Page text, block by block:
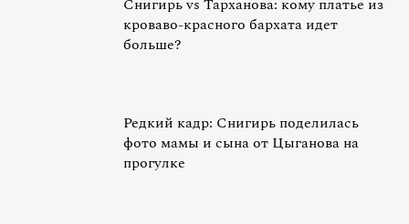
Снигирь vs Тарханова: кому платье из
кроваво-красного бархата идет
больше?
Редкий кадр: Снигирь поделилась
фото мамы и сына от Цыганова на
прогулке